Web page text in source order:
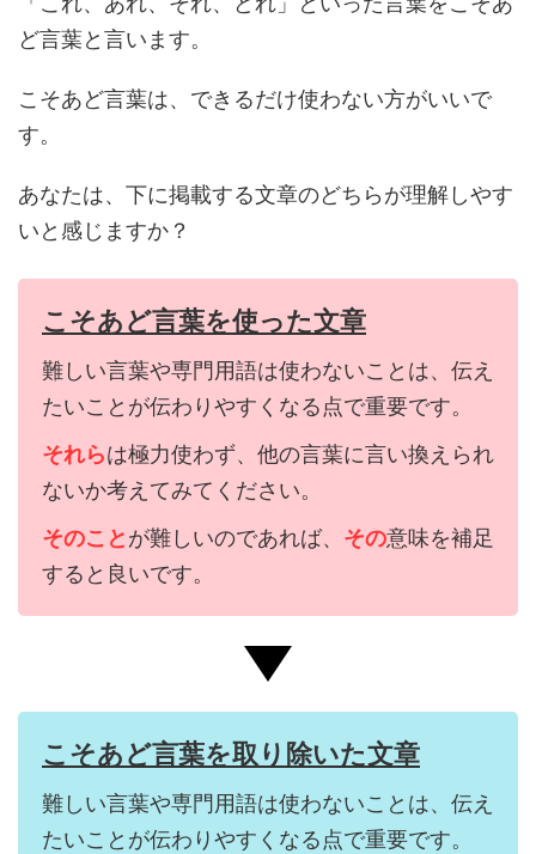
ど言葉と言います。
こそあど言葉は、できるだけ使わない方がいいで
す。
あなたは、下に掲載する文章のどちらが理解しやす
いと感じますか？
こそあど言葉を使った文章
難しい言葉や専門用語は使わないことは、伝え
たいことが伝わりやすくなる点で重要です。
それらは極力使わず、他の言葉に言い換えられ
ないか考えてみてください。
そのことが難しいのであれば、 その意味を補足
すると良いです。
こそあど言葉を取り除いた文章
難しい言葉や専門用語は使わないことは、伝え
たいことが伝わりやすくなる点で重要です。